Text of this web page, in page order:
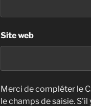
Site web
Merci de compléter le
le champs de saisie.